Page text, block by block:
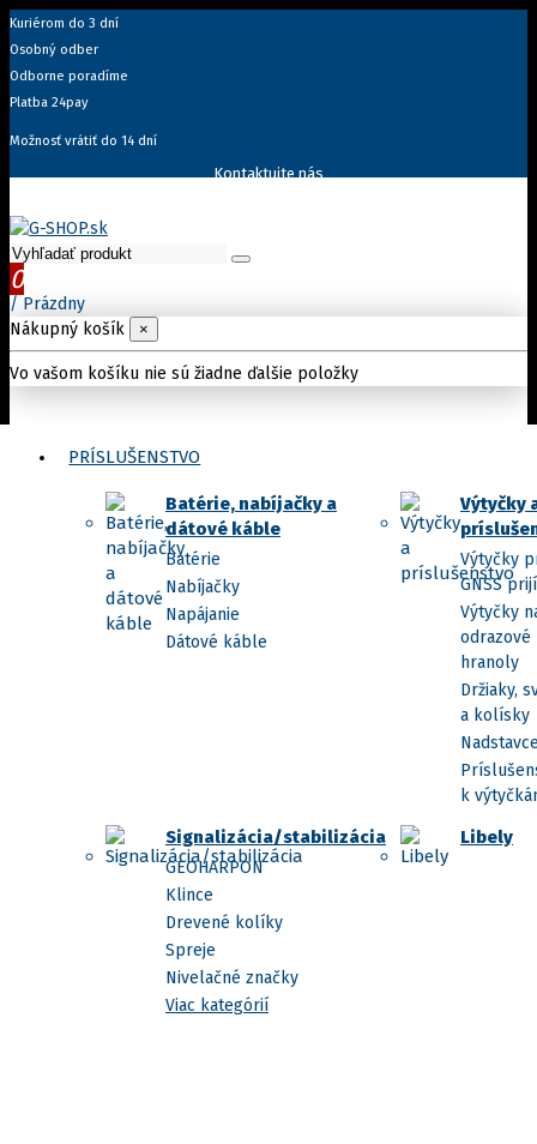
Kuriérom do 3 dní
Osobný odber
Odborne poradíme
Platba 24pay
Možnosť vrátiť do 14 dní
Kontaktujte nás
0
/ Prázdny
Nákupný košík
×
Vo vašom košíku nie sú žiadne ďalšie položky
PRÍSLUŠENSTVO
Batérie, nabíjačky a
dátové káble
Batérie
Nabíjačky
Napájanie
Dátové káble
Výtyčky
Výtyčky
GNSS
Výtyčky
odrazové
hranoly
Držiaky,
a kolísky
k
Signalizácia/stabilizácia
GEOHARPON
Klince
Drevené kolíky
Spreje
Nivelačné značky
Viac kategórií
Libely